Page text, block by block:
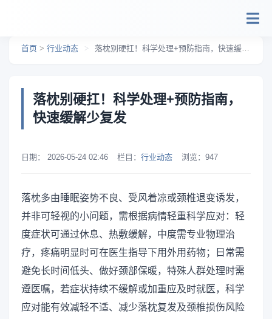
首页 > 行业动态 > 落枕别硬扛！科学处理+预防指南，快速缓解少复发
落枕别硬扛！科学处理+预防指南，
快速缓解少复发
日期： 2026-05-24 02:46 栏目： 行业动态 浏览： 947
落枕多由睡眠姿势不良、受风着凉或颈椎退变诱发，
并非可轻视的小问题，需根据病情轻重科学应对：轻
度症状可通过休息、热敷缓解，中度需专业物理治
疗，疼痛明显时可在医生指导下用外用药物；日常需
避免长时间低头、做好颈部保暖，特殊人群处理时需
遵医嘱，若症状持续不缓解或加重应及时就医，科学
应对能有效减轻不适、减少落枕复发及颈椎损伤风险